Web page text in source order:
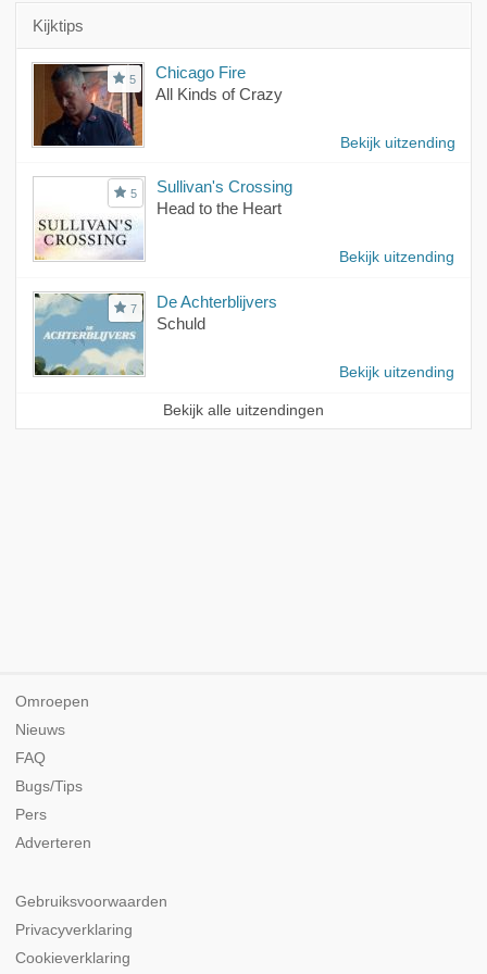
Kijktips
5
Chicago Fire
All Kinds of Crazy
Bekijk uitzending
5
Sullivan's Crossing
Head to the Heart
Bekijk uitzending
7
De Achterblijvers
Schuld
Bekijk uitzending
Bekijk alle uitzendingen
Omroepen
Nieuws
FAQ
Bugs/Tips
Pers
Adverteren
Gebruiksvoorwaarden
Privacyverklaring
Cookieverklaring